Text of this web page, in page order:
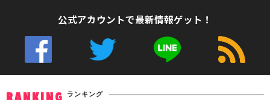
公式アカウントで最新情報ゲット！
ランキング